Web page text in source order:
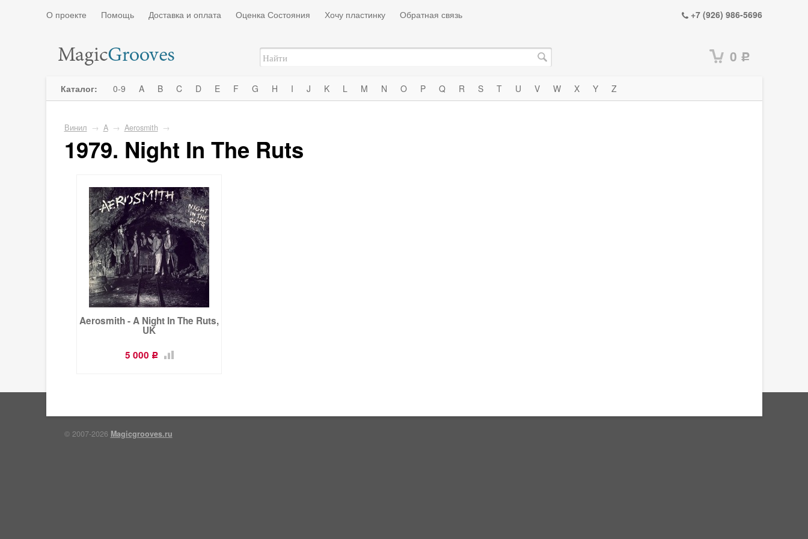
О проекте Помощь Доставка и оплата Оценка Состояния Хочу пластинку Обратная связь +7 (926) 986-5696
0 Р
Каталог: 0-9 A B C D E F G H I J K L M N O P Q R S T U V W X Y Z
Винил → A → Aerosmith →
1979. Night In The Ruts
Aerosmith - A Night In The Ruts,
UK
5 000 Р
© 2007-2026 Magicgrooves.ru